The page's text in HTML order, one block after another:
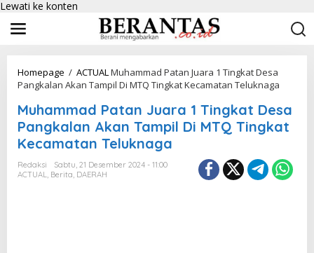
Lewati ke konten
Homepage / ACTUALMuhammad Patan Juara 1 Tingkat Desa
Pangkalan Akan Tampil Di MTQ Tingkat Kecamatan Teluknaga
Muhammad Patan Juara 1 Tingkat Desa
Pangkalan Akan Tampil Di MTQ Tingkat
Kecamatan Teluknaga
Redaksi
Sabtu, 21 Desember 2024 - 11:00
ACTUAL, Berita, DAERAH